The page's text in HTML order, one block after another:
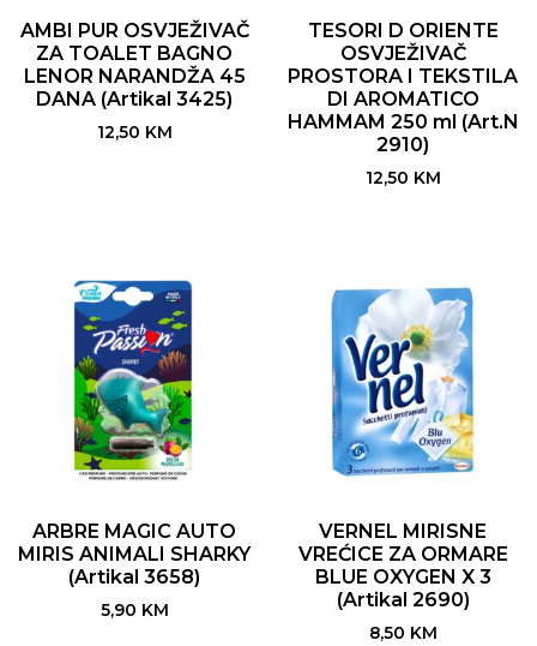
AMBI PUR OSVJEŽIVAČ
ZA TOALET BAGNO
LENOR NARANDŽA 45
DANA (Artikal 3425)
12,50 KM
TESORI D ORIENTE
OSVJEŽIVAČ
PROSTORA I TEKSTILA
DI AROMATICO
HAMMAM 250 ml (Art.N
2910)
12,50 KM
ARBRE MAGIC AUTO
MIRIS ANIMALI SHARKY
(Artikal 3658)
5,90 KM
VERNEL MIRISNE
VREĆICE ZA ORMARE
BLUE OXYGEN X 3
(Artikal 2690)
8,50 KM